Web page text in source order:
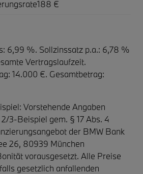
188 €
6,99 %. Sollzinssatz p.a.: 6,78 %
Vertragslaufzeit.
14.000 €. Gesamtbetrag:
Vorstehende Angaben
3-Beispiel gem. § 17 Abs. 4
der BMW Bank
26, 80939 München
vorausgesetzt. Alle Preise
gesetzlich anfallenden